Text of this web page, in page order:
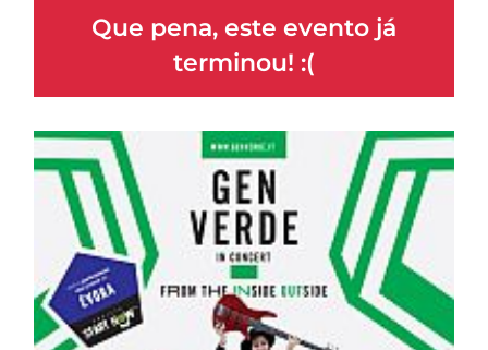
Que pena, este evento já
terminou! :(